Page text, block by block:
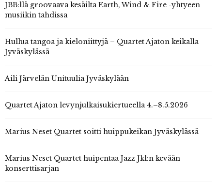
JBB:llä groovaava kesäilta Earth, Wind & Fire -yhtyeen
musiikin tahdissa
Hullua tangoa ja kieloniittyjä – Quartet Ajaton keikalla
Jyväskylässä
Aili Järvelän Unituulia Jyväskylään
Quartet Ajaton levynjulkaisukiertueella 4.–8.5.2026
Marius Neset Quartet soitti huippukeikan Jyväskylässä
Marius Neset Quartet huipentaa Jazz Jkl:n kevään
konserttisarjan